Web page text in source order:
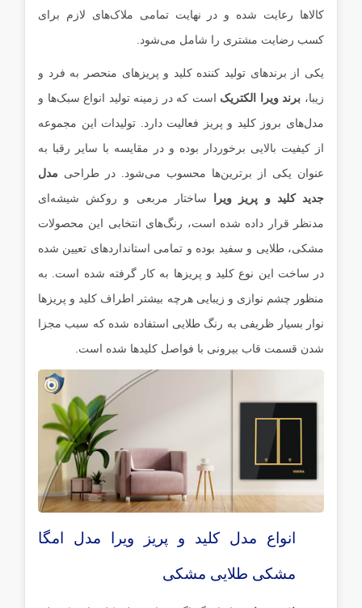
کالاها رعایت شده و در نهایت تمامی ملاک‌های لازم برای
کسب رضایت مشتری را شامل می‌شود.
یکی از برند‌های تولید کننده کلید و پریزهای منحصر به ‌فرد و
زیبا، برند ویرا الکتریک است که در زمینه تولید انواع سبک‌ها و
مدل‌های بروز کلید و پریز فعالیت دارد. تولیدات این مجموعه
از کیفیت بالایی برخوردار بوده و در مقایسه با سایر رقبا به
‌عنوان یکی از برترین‌ها محسوب می‌شود. در طراحی مدل
جدید کلید و پریز ویرا ساختار مربعی و روکش شیشه‌ای
مدنظر قرار داده شده است، رنگ‌های انتخابی این محصولات
مشکی، طلایی و سفید بوده و تمامی استانداردهای تعیین شده
در ساخت این نوع کلید و پریزها به کار گرفته شده است. به‌
منظور چشم نوازی و زیبایی هرچه بیشتر اطراف کلید و پریزها
نوار بسیار ظریفی به رنگ طلایی استفاده شده که سبب مجزا
شدن قسمت قاب بیرونی با فواصل کلیدها شده است.
انواع مدل کلید و پریز ویرا مدل امگا
مشکی طلایی مشکی